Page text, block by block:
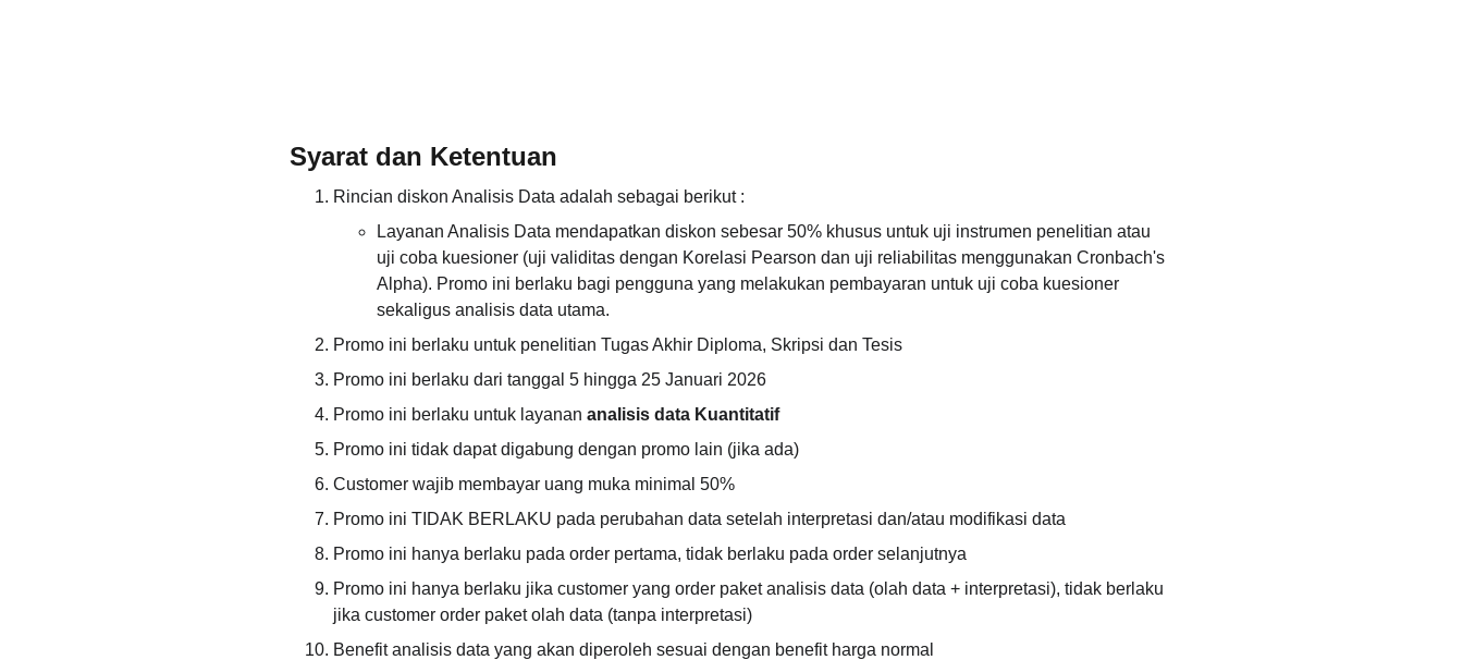
Syarat dan Ketentuan
Rincian diskon Analisis Data adalah sebagai berikut :
Layanan Analisis Data mendapatkan diskon sebesar 50% khusus untuk uji instrumen penelitian atau
uji coba kuesioner (uji validitas dengan Korelasi Pearson dan uji reliabilitas menggunakan Cronbach's
Alpha). Promo ini berlaku bagi pengguna yang melakukan pembayaran untuk uji coba kuesioner
sekaligus analisis data utama.
Promo ini berlaku untuk penelitian Tugas Akhir Diploma, Skripsi dan Tesis
Promo ini berlaku dari tanggal 5 hingga 25 Januari 2026
Promo ini berlaku untuk layanan analisis data Kuantitatif
Promo ini tidak dapat digabung dengan promo lain (jika ada)
Customer wajib membayar uang muka minimal 50%
Promo ini TIDAK BERLAKU pada perubahan data setelah interpretasi dan/atau modifikasi data
Promo ini hanya berlaku pada order pertama, tidak berlaku pada order selanjutnya
Promo ini hanya berlaku jika customer yang order paket analisis data (olah data + interpretasi), tidak berlaku
jika customer order paket olah data (tanpa interpretasi)
Benefit analisis data yang akan diperoleh sesuai dengan benefit harga normal